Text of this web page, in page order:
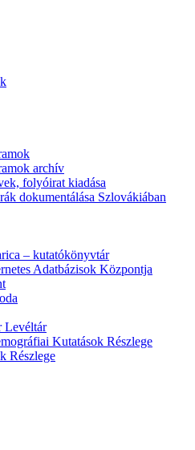
archív
folyóirat kiadása
dokumentálása Szlovákiában
– kutatókönyvtár
Adatbázisok Központja
Levéltár
Kutatások Részlege
Részlege